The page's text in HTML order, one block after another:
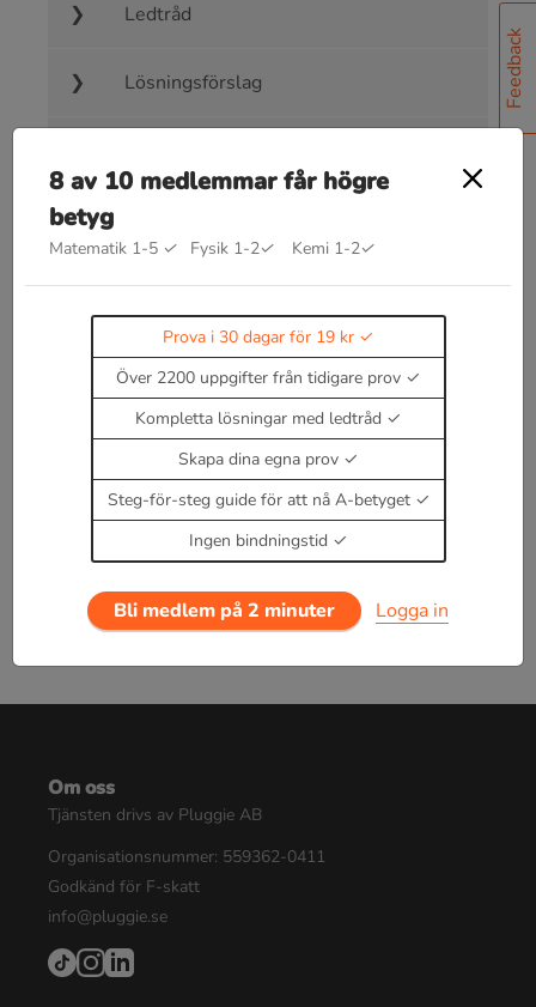
Feedback
Ledtråd
Lösningsförslag
Bra att kunna inom transversal- och
topptriangelsatsen
Kommer snart!Läs teori om transversal- och
topptriangelsatsen
Enbart medlemmar kan kommentera.Prova i 30
dagar för 19 kr.
Logga inellerBli medlem nu
8 av 10 medlemmar får högre
betyg
Matematik 1-5 ✓ Fysik 1-2✓ Kemi 1-2✓
Prova i 30 dagar för 19 kr
Över 2200 uppgifter från tidigare prov
Kompletta lösningar med ledtråd
Skapa dina egna prov
Steg-för-steg guide för att nå A-betyget
Ingen bindningstid
Bli medlem på 2 minuter Logga in
Om oss
Tjänsten drivs av Pluggie AB
Organisationsnummer: 559362-0411
Godkänd för F-skatt
info@pluggie.se